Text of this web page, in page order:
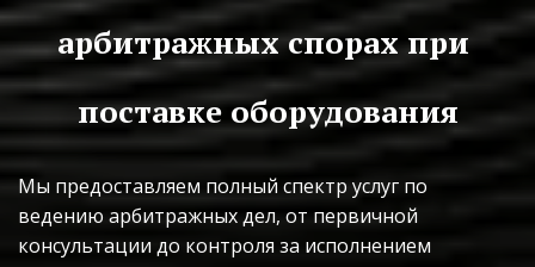
арбитражных спорах при
поставке оборудования
Мы предоставляем полный спектр услуг по
ведению арбитражных дел, от первичной
консультации до контроля за исполнением